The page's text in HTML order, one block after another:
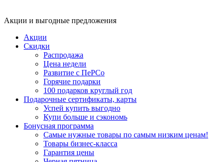
Акции и выгодные предложения
Акции
Скидки
Распродажа
Цена недели
Развитие с ПеРСо
Горячие подарки
100 подарков круглый год
Подарочные сертификаты, карты
Успей купить выгодно
Купи больше и сэкономь
Бонусная программа
Самые нужные товары по самым низким ценам!
Товары бизнес-класса
Гарантия цены